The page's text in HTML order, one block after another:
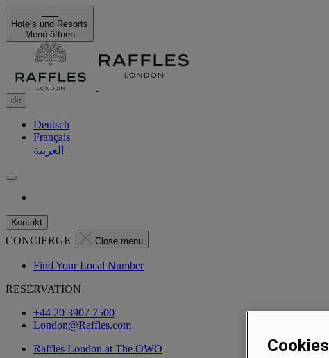
Hotels und Resorts
Menü öffnen
de
Deutsch
Français
العربية
Kontakt
CONCIERGE Close menu
Find Your Local Number
RESERVATION
+44 20 3907 7500
London@Raffles.com
Raffles London at The OWO
Cookies